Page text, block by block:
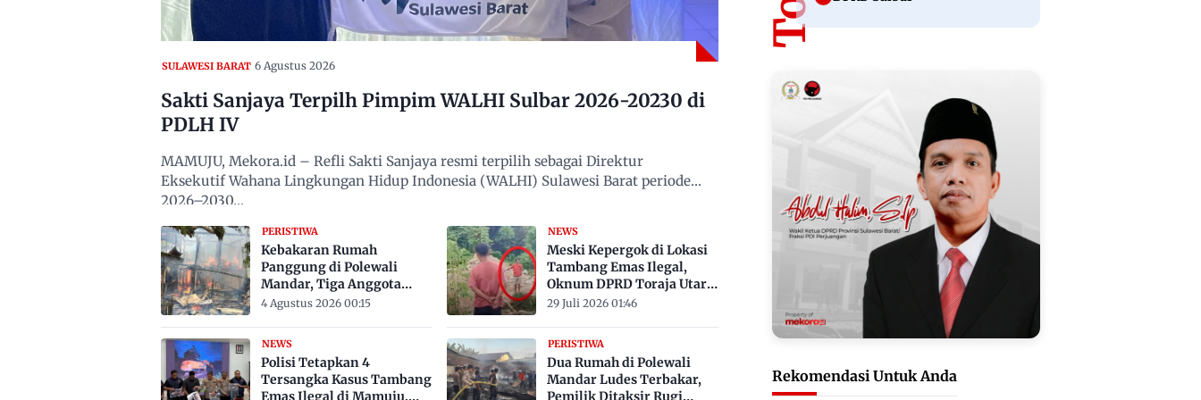
SULAWESI BARAT 6 Agustus 2026
Sakti Sanjaya Terpilh Pimpim WALHI Sulbar 2026-20230 di
PDLH IV
MAMUJU, Mekora.id – Refli Sakti Sanjaya resmi terpilih sebagai Direktur
Eksekutif Wahana Lingkungan Hidup Indonesia (WALHI) Sulawesi Barat periode
2026–2030…
PERISTIWA
Kebakaran Rumah
Panggung di Polewali
Mandar, Tiga Anggota
Keluarga Tewas Terjebak
4 Agustus 2026 00:15
NEWS
Meski Kepergok di Lokasi
Tambang Emas Ilegal,
Oknum DPRD Toraja Utara
Belum Jadi Tersangka
29 Juli 2026 01:46
NEWS
Polisi Tetapkan 4
Tersangka Kasus Tambang
Emas Ilegal di Mamuju,
PERISTIWA
Dua Rumah di Polewali
Mandar Ludes Terbakar,
Pemilik Ditaksir Rugi
Rekomendasi Untuk Anda